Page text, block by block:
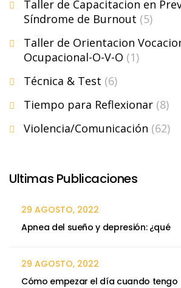
Taller de Capacitacion en
Síndrome de Burnout (5)
Taller de Orientacion
Ocupacional-O-V-O (1)
Técnica & Test (6)
Tiempo para Reflexionar (8)
Violencia/Comunicación (62)
Ultimas Publicaciones
29 AGOSTO, 2022
Apnea del sueño y depresión: ¿qué
29 AGOSTO, 2022
Cómo empezar el día cuando tengo